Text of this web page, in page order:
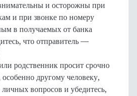
и осторожны при
и при звонке по номеру
в получаемых от банка
что отправитель —
родственник просит срочно
особенно другому человеку,
личных вопросов и убедитесь,